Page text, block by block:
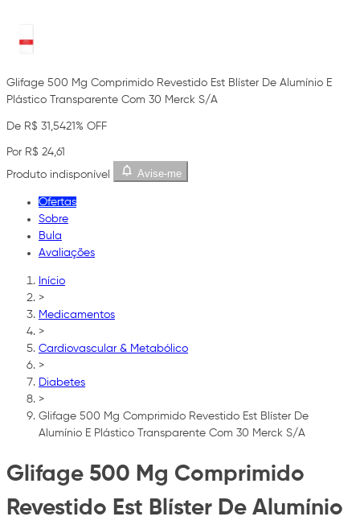
Glifage 500 Mg Comprimido Revestido Est Blíster De Alumínio E
Plástico Transparente Com 30 Merck S/A
De R$ 31,5421% OFF
Por R$ 24,61
Produto indisponível
Avise-me
Ofertas
Sobre
Bula
Avaliações
Início
>
Medicamentos
>
Cardiovascular & Metabólico
>
Diabetes
>
Glifage 500 Mg Comprimido Revestido Est Blíster De
Alumínio E Plástico Transparente Com 30 Merck S/A
Glifage 500 Mg Comprimido
Revestido Est Blíster De Alumínio